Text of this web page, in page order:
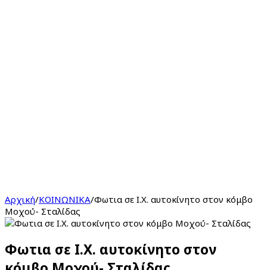
Αρχική/ΚΟΙΝΩΝΙΚΑ/Φωτια σε Ι.Χ. αυτοκίνητο στον κόμβο
Μοχού- Σταλίδας
Φωτια σε Ι.Χ. αυτοκίνητο στον